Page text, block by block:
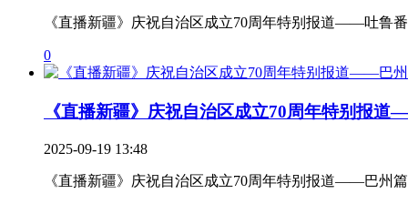
《直播新疆》庆祝自治区成立70周年特别报道——吐鲁
0
《直播新疆》庆祝自治区成立70周年特别报道
2025-09-19 13:48
《直播新疆》庆祝自治区成立70周年特别报道——巴州篇